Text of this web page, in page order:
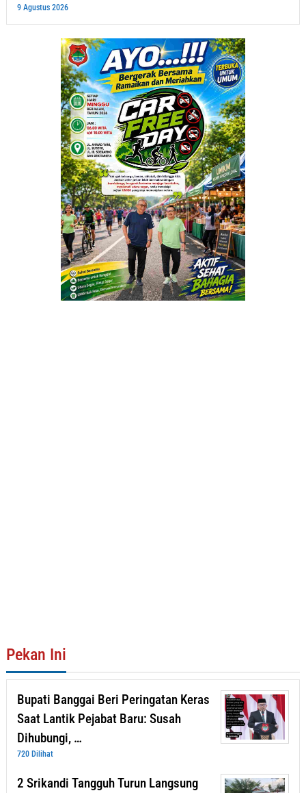
9 Agustus 2026
Pekan Ini
Bupati Banggai Beri Peringatan Keras
Saat Lantik Pejabat Baru: Susah
Dihubungi, …
720 Dilihat
2 Srikandi Tangguh Turun Langsung